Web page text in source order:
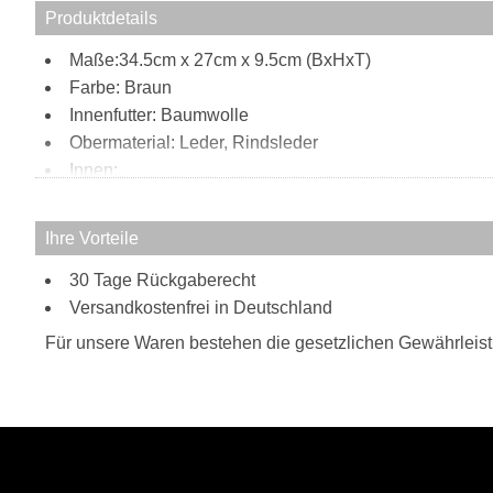
Produktdetails
Maße:34.5cm x 27cm x 9.5cm (BxHxT)
Farbe: Braun
Innenfutter: Baumwolle
Obermaterial: Leder, Rindsleder
Innen:
1 Handyfach
2 Stifthalter
1 Notebookfach
Außen:
1 Steckfach vorne
Ihre Vorteile
30 Tage Rückgaberecht
Versandkostenfrei in Deutschland
Für unsere Waren bestehen die gesetzlichen